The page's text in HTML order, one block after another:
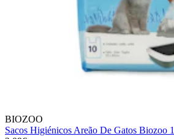
BIOZOO
Sacos Higiénicos Areão De Gatos Biozoo